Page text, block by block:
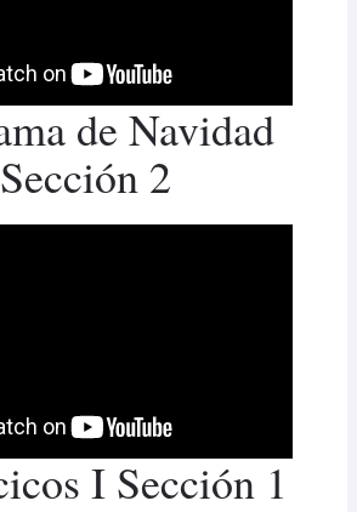
de Navidad
Sección 2
I Sección 1